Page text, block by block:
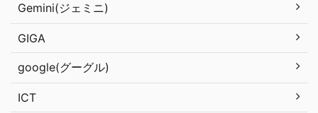
Gemini(ジェミニ)
GIGA
google(グーグル)
ICT